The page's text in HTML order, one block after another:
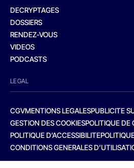
DECRYPTAGES
DOSSIERS
RENDEZ-VOUS
VIDEOS
PODCASTS
LEGAL
CGVMENTIONS LEGALESPUBLICITE
GESTION DES COOKIESPOLITIQUE DE
POLITIQUE D’ACCESSIBILITE
CONDITIONS GENERALES